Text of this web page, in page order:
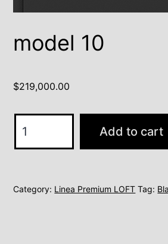
model 10
$219,000.00
10
Add to cart
Category: Linea Premium LOFT Tag: